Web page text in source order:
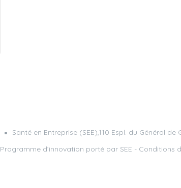
Santé en Entreprise (SEE),110 Espl. du Général de
Programme d’innovation porté par SEE - Conditions